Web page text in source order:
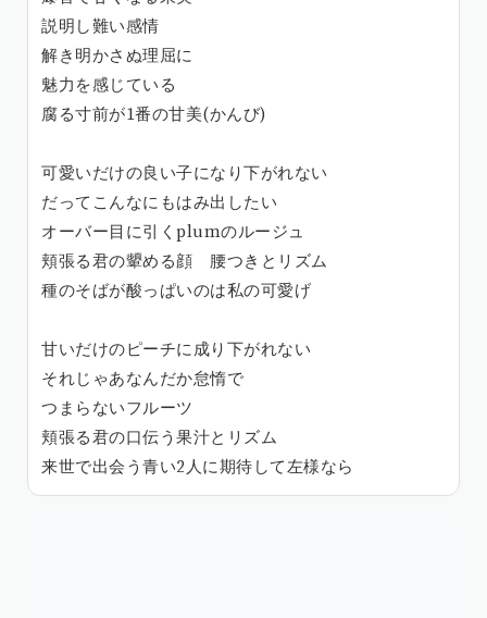
説明し難い感情
解き明かさぬ理屈に
魅力を感じている
腐る寸前が1番の甘美(かんび)
可愛いだけの良い子になり下がれない
だってこんなにもはみ出したい
オーバー目に引くplumのルージュ
頬張る君の顰める顔 腰つきとリズム
種のそばが酸っぱいのは私の可愛げ
甘いだけのピーチに成り下がれない
それじゃあなんだか怠惰で
つまらないフルーツ
頬張る君の口伝う果汁とリズム
来世で出会う青い2人に期待して左様なら